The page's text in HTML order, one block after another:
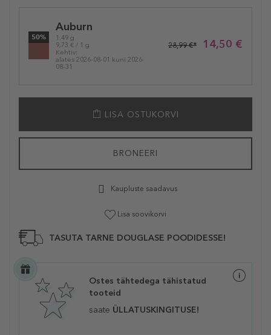
variation
50%
Auburn
1.49 g
9,73 € / 1 g
Kehtiv:
alates 2026-08-01 kuni 2026-
08-31
14,50 €
28,99 €*
LISA OSTUKORVI
BRONEERI
Kaupluste saadavus
Lisa soovikorvi
TASUTA TARNE DOUGLASE POODIDESSE!
Ostes tähtedega tähistatud
tooteid
saate ÜLLATUSKINGITUSE!